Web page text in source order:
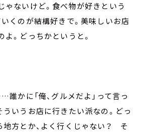
ゃないけど。食べ物が好きという
くのが結構好きで。美味しいお店
。どっちかというと。
かに「俺、グルメだよ」って言っ
ういうお店に行きたい派なの。どっ
地方とか、よく行くじゃない？ そ